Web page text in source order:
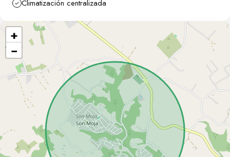
puerta automática.
Este chalet representa una oportunidad de inversión sólida
y una residencia ideal para quienes buscan exclusividad,
lujo y una ubicación excepcional en la costa sureste de
Mallorca.
Climatización centralizada
+
−